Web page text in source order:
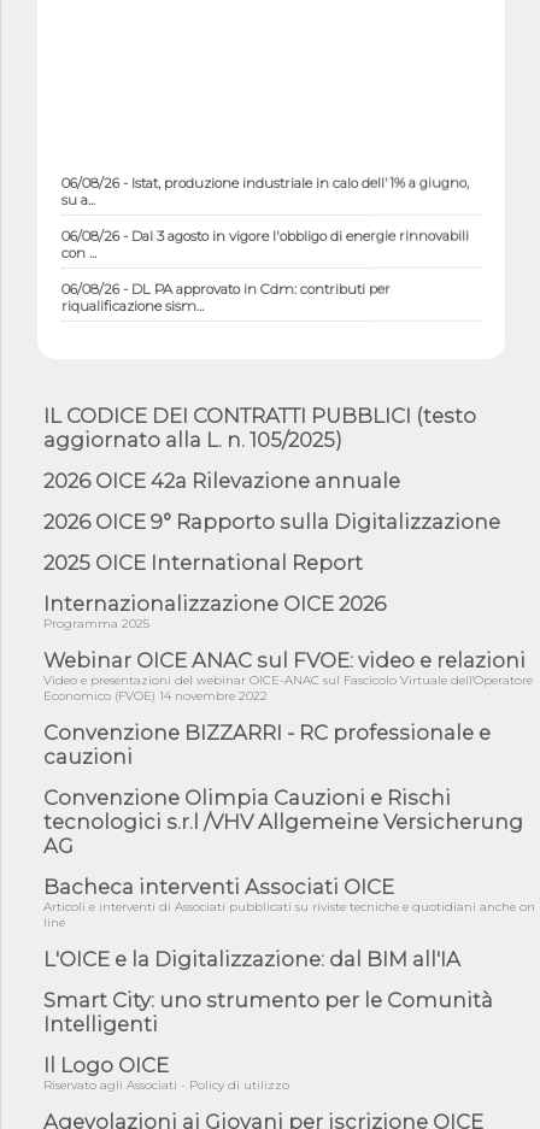
06/08/26 - Istat, produzione industriale in calo dell'1% a giugno,
su a...
06/08/26 - Dal 3 agosto in vigore l'obbligo di energie rinnovabili
con ...
06/08/26 - DL PA approvato in Cdm: contributi per
riqualificazione sism...
norme UE in m...
05/08/26 - DL Infrastrutture e PNRR è legge: approvata oggi la
amminist...
2 s...
05/08/26 - SAVE THE DATE: Assemblea Pubblica Confindustria
Professioni ...
05/08/26 - Successo OICE per il bando della Città metropolitana
di Reg...
05/08/26 - Lettera OICE per il bando della Giunta Regionale della
Campa...
04/08/26 - DL PA: previste cancellazioni da elenchi professionisti
04/08/26 - International Sustainable Buildings Competition -
COP31, An...
impugnar...
04/08/26 - Rapporto Anac corruzione 2020-2026: procedimenti
04/08/26 - CdS: partecipazione alla gara non equivale ad
acquiescenza r...
04/08/26 - DL Infrastrutture approvato alla Camera, passa ora al
03/08/26 - TAR Piemonte: RUP può avvalersi di consulente
esterno per v...
IL CODICE DEI CONTRATTI PUBBLICI (testo
aggiornato alla L. n. 105/2025)
2026 OICE 42a Rilevazione annuale
2026 OICE 9° Rapporto sulla Digitalizzazione
2025 OICE International Report
Internazionalizzazione OICE 2026
Programma 2025
Webinar OICE ANAC sul FVOE: video e relazioni
Video e presentazioni del webinar OICE-ANAC sul Fascicolo Virtuale dell'Operatore
Economico (FVOE) 14 novembre 2022
Convenzione BIZZARRI - RC professionale e
cauzioni
Convenzione Olimpia Cauzioni e Rischi
tecnologici s.r.l /VHV Allgemeine Versicherung
AG
Bacheca interventi Associati OICE
Articoli e interventi di Associati pubblicati su riviste tecniche e quotidiani anche on
line
L'OICE e la Digitalizzazione: dal BIM all'IA
Smart City: uno strumento per le Comunità
Intelligenti
Il Logo OICE
Riservato agli Associati - Policy di utilizzo
Agevolazioni ai Giovani per iscrizione OICE